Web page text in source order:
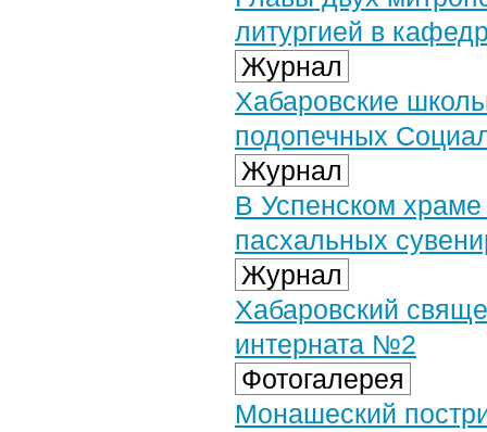
литургией в
Журнал
Хабаровские
подопечных
Журнал
В Успенском
пасхальных
Журнал
Хабаровский
интерната №2
Фотогалерея
Монашеский